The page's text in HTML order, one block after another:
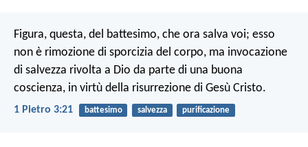
Figura, questa, del battesimo, che ora salva voi; esso
non è rimozione di sporcizia del corpo, ma invocazione
di salvezza rivolta a Dio da parte di una buona
coscienza, in virtù della risurrezione di Gesù Cristo.
1 Pietro 3:21 battesimo salvezza purificazione